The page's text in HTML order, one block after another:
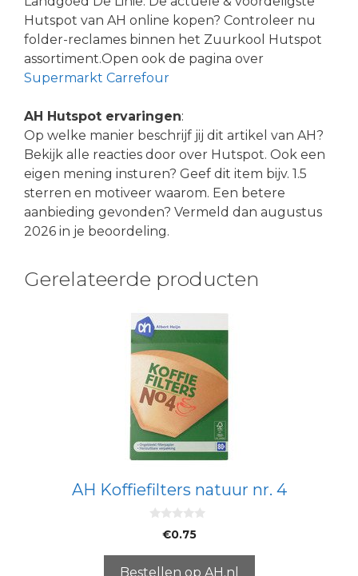
Hutspot van AH online kopen? Controleer nu
folder-reclames binnen het Zuurkool Hutspot
assortiment.Open ook de pagina over
Supermarkt Carrefour
AH Hutspot ervaringen:
Op welke manier beschrijf jij dit artikel van AH?
Bekijk alle reacties door over Hutspot. Ook een
eigen mening insturen? Geef dit item bijv. 1.5
sterren en motiveer waarom. Een betere
aanbieding gevonden? Vermeld dan augustus
2026 in je beoordeling.
Gerelateerde producten
AH Koffiefilters natuur nr. 4
5
€0.75
Bestellen op AH.nl